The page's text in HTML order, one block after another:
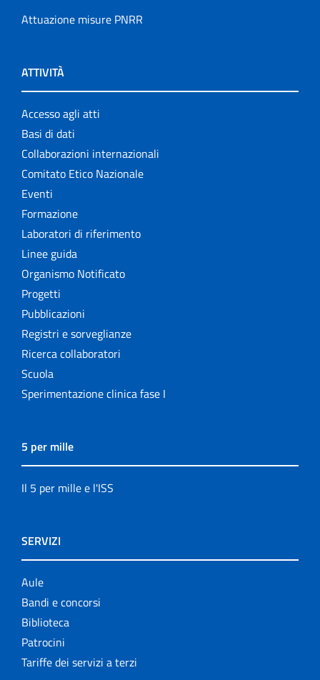
Attuazione misure PNRR
ATTIVITÀ
Accesso agli atti
Basi di dati
Collaborazioni internazionali
Comitato Etico Nazionale
Eventi
Formazione
Laboratori di riferimento
Linee guida
Organismo Notificato
Progetti
Pubblicazioni
Registri e sorveglianze
Ricerca collaboratori
Scuola
Sperimentazione clinica fase I
5 per mille
Il 5 per mille e l'ISS
SERVIZI
Aule
Bandi e concorsi
Biblioteca
Patrocini
Tariffe dei servizi a terzi